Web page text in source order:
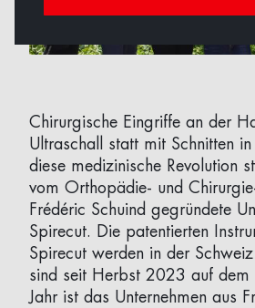
Chirurgische Eingriffe an der
Ultraschall statt mit Schnitten
diese medizinische Revolution
vom Orthopädie- und
Frédéric Schuind gegründete
Spirecut. Die patentierten
Spirecut werden in der
sind seit Herbst 2023 auf
Jahr ist das Unternehmen aus